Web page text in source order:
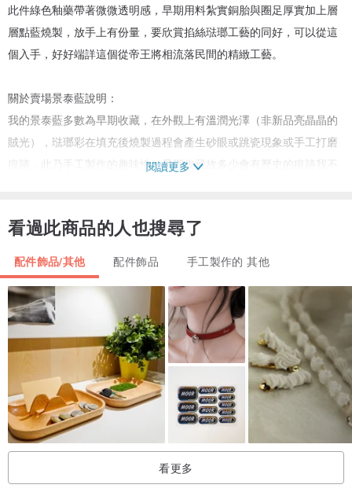
此件綠色釉藥帶著微微透明感，早期用料紮實銅胎與圈足厚實加上層
層點藍燒製，放手上有份量，要欣賞掐絲琺瑯工藝的同好，可以從這
個入手，好好端詳這個從帝王將相流落民間的精緻工藝。
關於賣場景泰藍說明：
我的景泰藍多數為早期收藏，在外觀上有溫潤光澤（非新品亮晶晶的
賊光），琺瑯彩在填充後燒製過程會產生砂眼或跳瓷現象或手工打磨
痕跡，此乃手工製作的趣味性，早期收藏故多少會有歷史的痕跡我不
閱讀更多
看過此商品的人也搜尋了
配件飾品/其他 配件飾品 手工製作的 其他
看更多